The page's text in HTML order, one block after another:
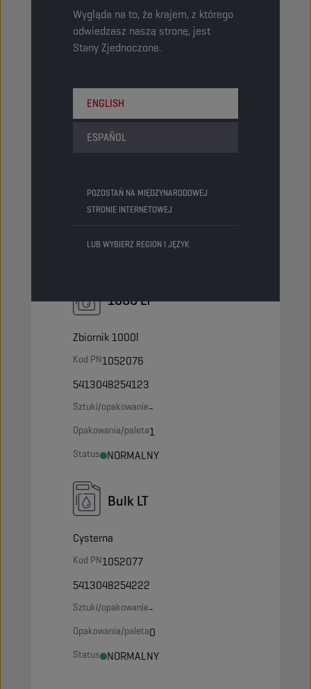
Wygląda na to, że krajem, z którego
odwiedzasz naszą stronę, jest
Stany Zjednoczone.
ENGLISH
ESPAÑOL
POZOSTAŃ NA MIĘDZYNARODOWEJ
STRONIE INTERNETOWEJ
LUB WYBIERZ REGION I JĘZYK
Opakowania/paleta9
Status NORMALNY
205 LT
Beczka
Sztuki/opakowanie-
1000 LT
Zbiornik 1000l
Kod PN1052076
5413048254123
Sztuki/opakowanie-
Opakowania/paleta1
Status NORMALNY
Bulk LT
Cysterna
Kod PN1052077
5413048254222
Sztuki/opakowanie-
Opakowania/paleta0
Status NORMALNY